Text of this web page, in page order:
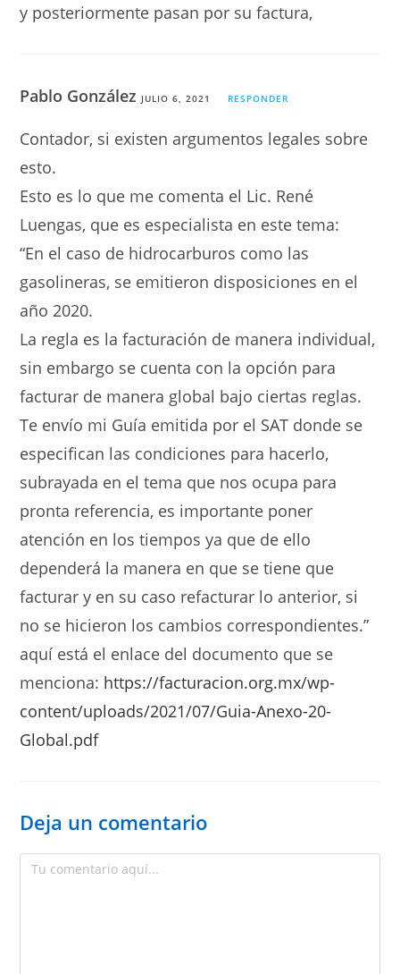
y posteriormente pasan por su factura,
Pablo González JULIO 6, 2021 RESPONDER
Contador, si existen argumentos legales sobre
esto.
Esto es lo que me comenta el Lic. René
Luengas, que es especialista en este tema:
“En el caso de hidrocarburos como las
gasolineras, se emitieron disposiciones en el
año 2020.
La regla es la facturación de manera individual,
sin embargo se cuenta con la opción para
facturar de manera global bajo ciertas reglas.
Te envío mi Guía emitida por el SAT donde se
especifican las condiciones para hacerlo,
subrayada en el tema que nos ocupa para
pronta referencia, es importante poner
atención en los tiempos ya que de ello
dependerá la manera en que se tiene que
facturar y en su caso refacturar lo anterior, si
no se hicieron los cambios correspondientes.”
aquí está el enlace del documento que se
menciona: https://facturacion.org.mx/wp-
content/uploads/2021/07/Guia-Anexo-20-
Global.pdf
Deja un comentario